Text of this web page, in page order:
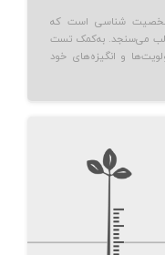
شناسی است که
رفتاری غالب می‌سنجد. به‌کمک تست
و انگیزه‌های خود